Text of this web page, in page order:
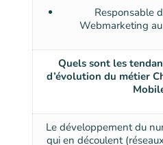
Responsable
Webmarketing
Quels sont les
d’évolution du métier
Le développement du
qui en découlent